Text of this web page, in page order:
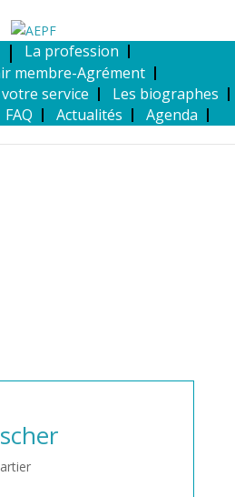
La profession
membre-Agrément
service
Les biographes
FAQ Actualités Agenda